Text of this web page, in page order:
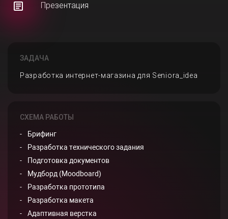
Презентация
ЗАДАЧА
Разработка интернет-магазина для Seniora_idea
СХЕМА РАБОТЫ
Брифинг
Разработка технического задания
Подготовка документов
Мудборд (Moodboard)
Разработка прототипа
Разработка макета
Адаптивная верстка